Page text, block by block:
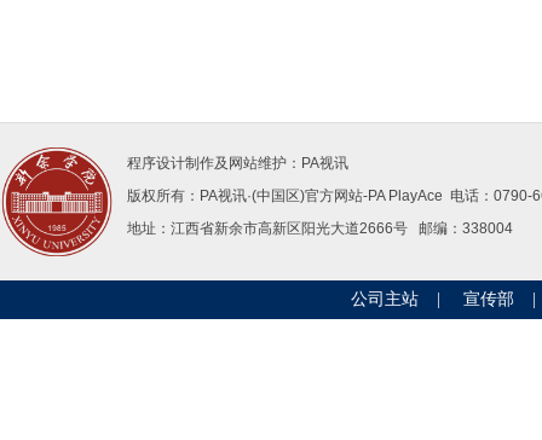
程序设计制作及网站维护：PA视讯
版权所有：PA视讯·(中国区)官方网站-PAPlayAce 电话：0790-
地址：江西省新余市高新区阳光大道2666号邮编：338004
公司主站 宣传部